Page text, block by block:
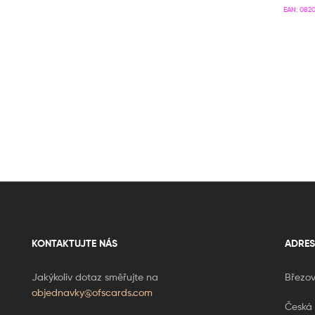
EAN:
KONTAKTUJTE NÁS
Jakýkoliv dotaz směřujte na
objednavky@ofscards.com